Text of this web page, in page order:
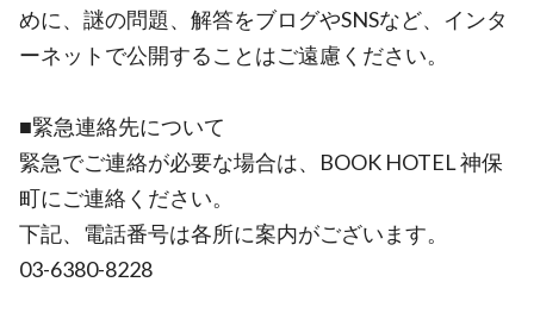
めに、謎の問題、解答をブログやSNSなど、インタ
ーネットで公開することはご遠慮ください。
■緊急連絡先について
緊急でご連絡が必要な場合は、BOOK HOTEL 神保
町にご連絡ください。
下記、電話番号は各所に案内がございます。
03-6380-8228